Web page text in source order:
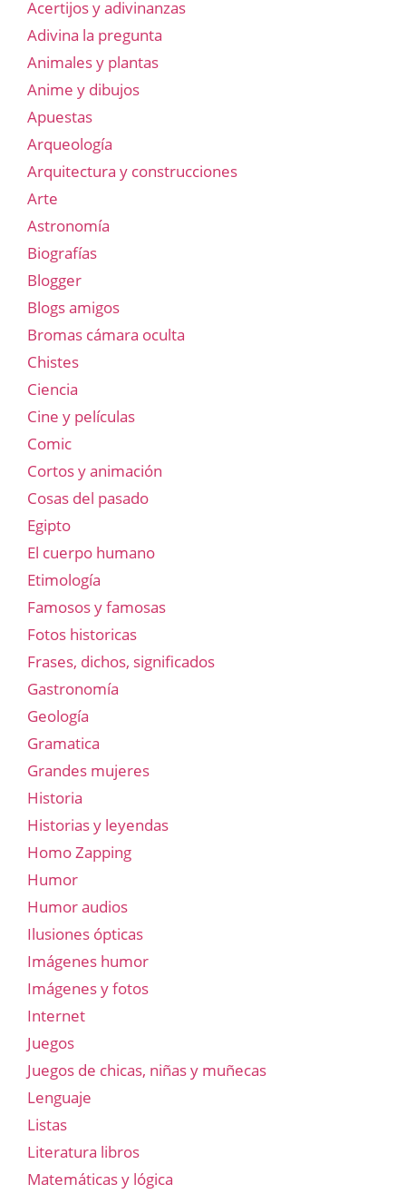
Acertijos y adivinanzas
Adivina la pregunta
Animales y plantas
Anime y dibujos
Apuestas
Arqueología
Arquitectura y construcciones
Arte
Astronomía
Biografías
Blogger
Blogs amigos
Bromas cámara oculta
Chistes
Ciencia
Cine y películas
Comic
Cortos y animación
Cosas del pasado
Egipto
El cuerpo humano
Etimología
Famosos y famosas
Fotos historicas
Frases, dichos, significados
Gastronomía
Geología
Gramatica
Grandes mujeres
Historia
Historias y leyendas
Homo Zapping
Humor
Humor audios
Ilusiones ópticas
Imágenes humor
Imágenes y fotos
Internet
Juegos
Juegos de chicas, niñas y muñecas
Lenguaje
Listas
Literatura libros
Matemáticas y lógica